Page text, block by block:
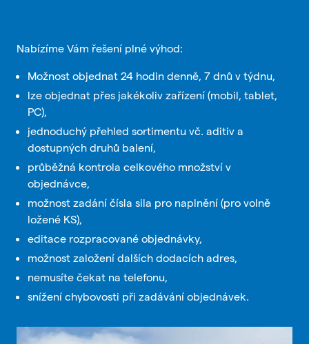
Nabízíme Vám řešení plné výhod:
Možnost objednat 24 hodin denně, 7 dnů v týdnu,
lze objednat přes jakékoliv zařízení (mobil, tablet,
PC),
jednoduchý přehled sortimentu vč. aditiv a
dostupných druhů balení,
průběžná kontrola celkového množství v
objednávce,
možnost zadání čísla sila pro naplnění (pro volně
ložené KS),
editace rozpracované objednávky,
možnost založení dalších dodacích adres,
nemusíte čekat na telefonu,
snížení chybovosti při zadávání objednávek.